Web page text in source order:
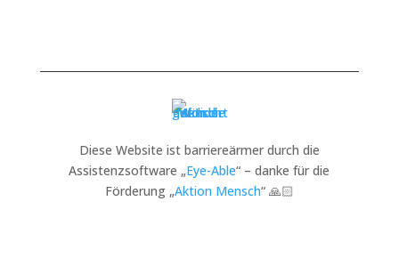
Diese Website ist barriereärmer durch die
Assistenzsoftware „Eye-Able“ – danke für die
Förderung „Aktion Mensch“ 🙏🏻